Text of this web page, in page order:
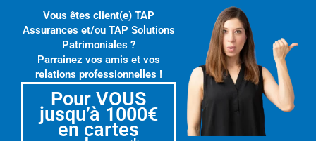
Vous êtes client(e) TAP
Assurances et/ou TAP Solutions
Patrimoniales ?
Parrainez vos amis et vos
relations professionnelles !
Pour VOUS
jusqu’à 1000€
en cartes